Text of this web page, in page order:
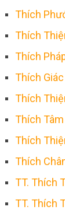
Thích
Thích
Thích
Thích
Thích
Thích
Thích
Thích
TT. Thích
TT. Thích